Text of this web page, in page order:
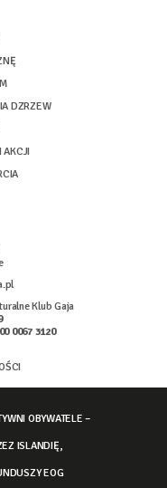
DZRZEW
AKCJI
Klub Gaja
0067 3120
OBYWATELE –
ISLANDIĘ,
EOG